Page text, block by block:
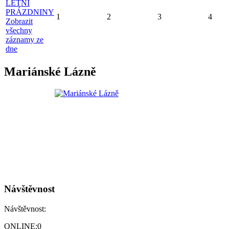
LETNÍ
PRÁZDNINY
Zobrazit
všechny
záznamy ze
dne
1 2 3 4
Mariánské Lázně
Návštěvnost
Návštěvnost:
ONLINE:0